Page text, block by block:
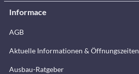
Informace
AGB
Aktuelle Informationen & Öffnungszeiten
Ausbau-Ratgeber